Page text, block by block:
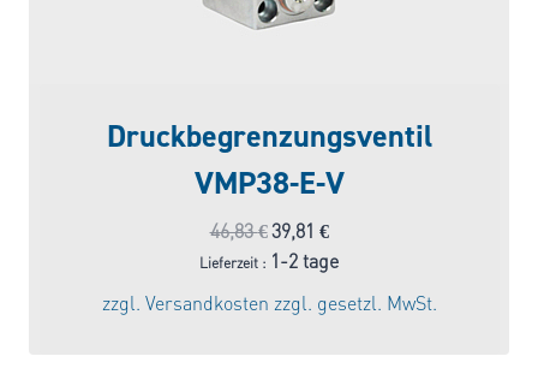
Druckbegrenzungsventil
VMP38-E-V
46,83€Ursprünglicher
Preis
war:
46,83 €
39,81 €Aktueller
Preis
Lieferzeit : 1-2 tage
zzgl. Versandkosten zzgl. gesetzl. MwSt.